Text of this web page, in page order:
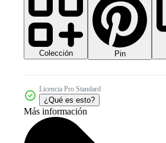
Colección Pin
Licencia Pro Standard
¿Qué es esto?
Más información